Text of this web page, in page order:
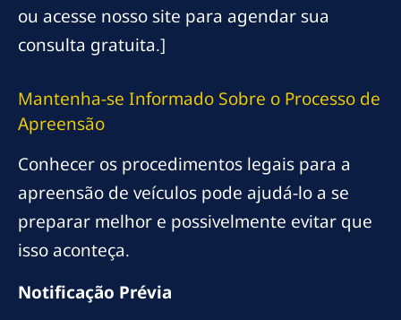
ou acesse nosso site para agendar sua
consulta gratuita.]
Mantenha-se Informado Sobre o Processo de
Apreensão
Conhecer os procedimentos legais para a
apreensão de veículos pode ajudá-lo a se
preparar melhor e possivelmente evitar que
isso aconteça.
Notificação Prévia